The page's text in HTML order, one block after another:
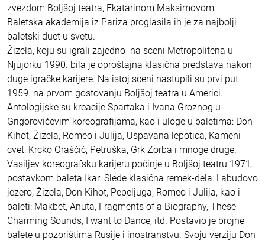
zvezdom Boljšoj teatra, Ekatarinom Maksimovom.
Baletska akademija iz Pariza proglasila ih je za najbolji
baletski duet u svetu.
Žizela, koju su igrali zajedno na sceni Metropolitena u
Njujorku 1990. bila je oproštajna klasična predstava nakon
duge igračke karijere. Na istoj sceni nastupili su prvi put
1959. na prvom gostovanju Boljšoj teatra u Americi.
Antologijske su kreacije Spartaka i Ivana Groznog u
Grigorovičevim koreografijama, kao i uloge u baletima: Don
Kihot, Žizela, Romeo i Julija, Uspavana lepotica, Kameni
cvet, Krcko Oraščić, Petruška, Grk Zorba i mnoge druge.
Vasiljev koreografsku karijeru počinje u Boljšoj teatru 1971.
postavkom baleta Ikar. Slede klasična remek-dela: Labudovo
jezero, Žizela, Don Kihot, Pepeljuga, Romeo i Julija, kao i
baleti: Makbet, Anuta, Fragments of a Biography, These
Charming Sounds, I want to Dance, itd. Postavio je brojne
balete u pozorištima Rusije i inostranstvu. Svoju verziju Don